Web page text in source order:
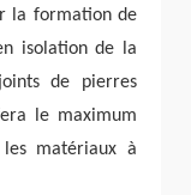
la formation de
isolation de la
de pierres
le maximum
matériaux à